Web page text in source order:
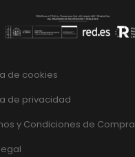
de cookies
de privacidad
y Condiciones de Compra